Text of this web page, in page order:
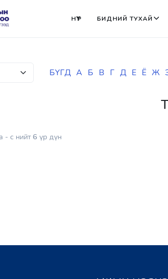
НҮҮР БИДНИЙ ТУХАЙ
БҮГД А Б В Г Д Е Ё Ж
- с нийт6 үр дүн